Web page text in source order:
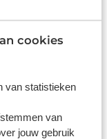
cookies
van statistieken
van
jouw gebruik